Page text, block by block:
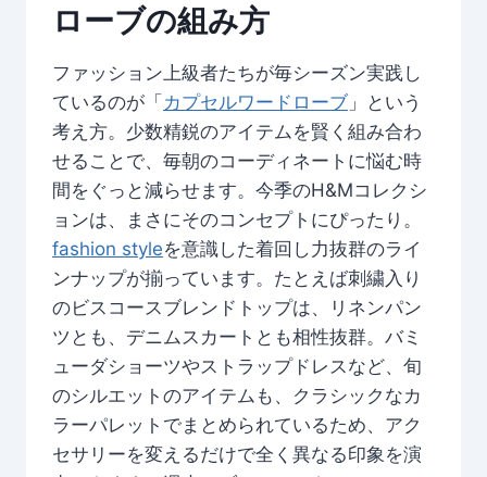
ローブの組み方
ファッション上級者たちが毎シーズン実践し
ているのが「カプセルワードローブ」という
考え方。少数精鋭のアイテムを賢く組み合わ
せることで、毎朝のコーディネートに悩む時
間をぐっと減らせます。今季のH&Mコレクシ
ョンは、まさにそのコンセプトにぴったり。
fashion styleを意識した着回し力抜群のライ
ンナップが揃っています。たとえば刺繍入り
のビスコースブレンドトップは、リネンパン
ツとも、デニムスカートとも相性抜群。バミ
ューダショーツやストラップドレスなど、旬
のシルエットのアイテムも、クラシックなカ
ラーパレットでまとめられているため、アク
セサリーを変えるだけで全く異なる印象を演